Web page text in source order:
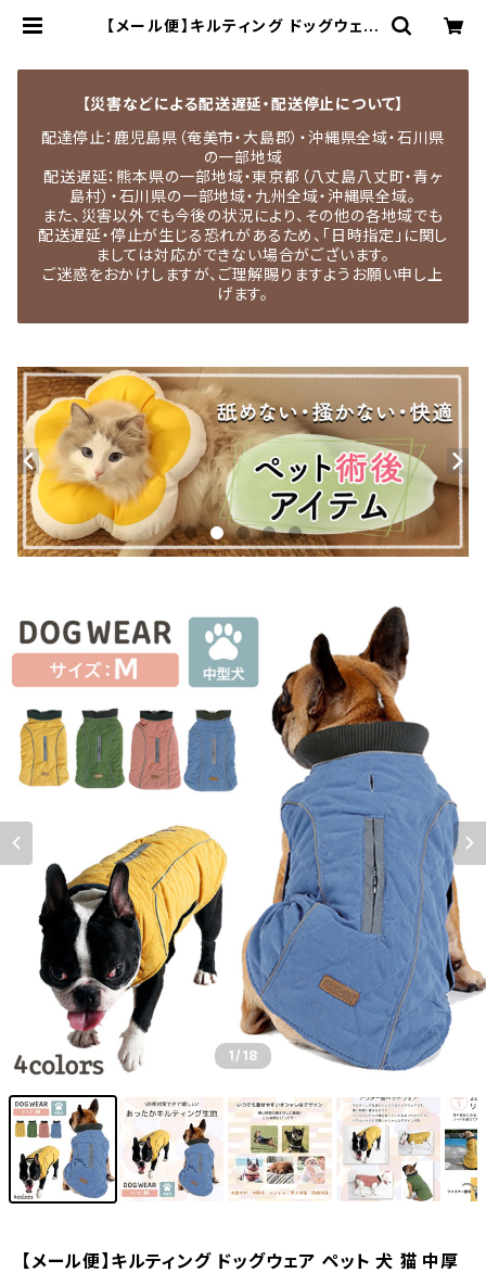
【メール便】キルティング ドッグウェア
【災害などによる配送遅延・配送停止について】
配達停止：鹿児島県（奄美市・大島郡）・沖縄県全域・石川県
の一部地域
配送遅延：熊本県の一部地域・東京都（八丈島八丈町・青ヶ
島村）・石川県の一部地域・九州全域・沖縄県全域。
また、災害以外でも今後の状況により、その他の各地域でも
配送遅延・停止が生じる恐れがあるため、「日時指定」に関し
ましては対応ができない場合がございます。
ご迷惑をおかけしますが、ご理解賜りますようお願い申し上
げます。
1 /18
【メール便】キルティング ドッグウェア ペット 犬 猫 中厚